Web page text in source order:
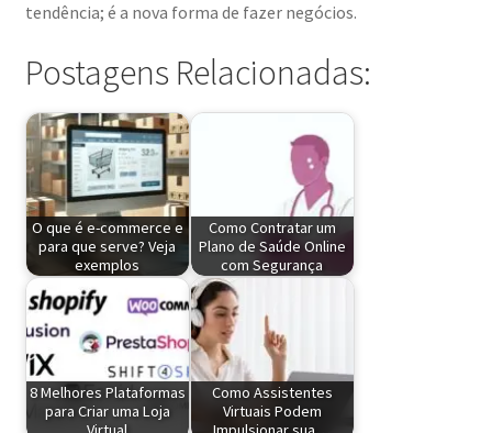
tendência; é a nova forma de fazer negócios.
Postagens Relacionadas:
O que é e-commerce e
para que serve? Veja
exemplos
Como Contratar um
Plano de Saúde Online
com Segurança
8 Melhores Plataformas
para Criar uma Loja
Como Assistentes
Virtuais Podem